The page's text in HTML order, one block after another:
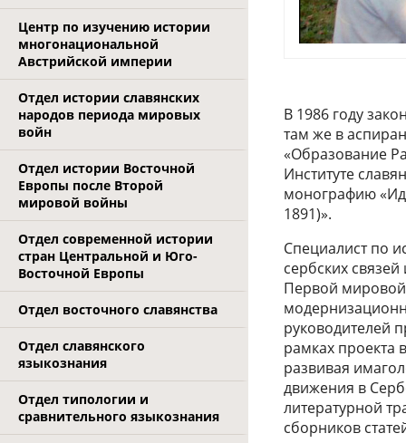
Центр по изучению истории
многонациональной
Австрийской империи
Отдел истории славянских
народов периода мировых
войн
Отдел истории Восточной
Европы после Второй
мировой войны
Отдел современной истории
стран Центральной и Юго-
Восточной Европы
Отдел восточного славянства
Отдел славянского
языкознания
Отдел типологии и
сравнительного языкознания
В 1986 году
там же в
«Образование
Институте
монографию
1891)».
Специалист по
сербских
Первой мировой
руководителей
рамках проекта
развивая
движения в
литературной
сборников